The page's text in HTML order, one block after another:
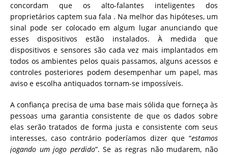
concordam que os alto-falantes inteligentes dos
proprietários captem sua fala . Na melhor das hipóteses, um
sinal pode ser colocado em algum lugar anunciando que
esses dispositivos estão instalados. À medida que
dispositivos e sensores são cada vez mais implantados em
todos os ambientes pelos quais passamos, alguns acessos e
controles posteriores podem desempenhar um papel, mas
aviso e escolha antiquados tornam-se impossíveis.
A confiança precisa de uma base mais sólida que forneça às
pessoas uma garantia consistente de que os dados sobre
elas serão tratados de forma justa e consistente com seus
interesses, caso contrário poderíamos dizer que “estamos
jogando um jogo perdido”. Se as regras não mudarem, não